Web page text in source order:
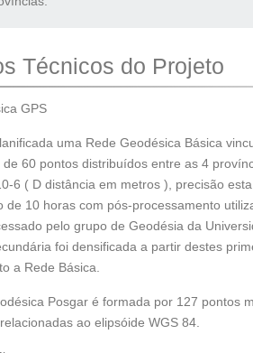
Técnicos do Projeto
GPS
uma Rede Geodésica Básica
60 pontos distribuídos entre as 4
6 ( D distância em metros ), precisão
de 10 horas com pós-processamento
pelo grupo de Geodésia da
foi densificada a partir destes
a Rede Básica.
Posgar é formada por 127
ao elipsóide WGS 84.